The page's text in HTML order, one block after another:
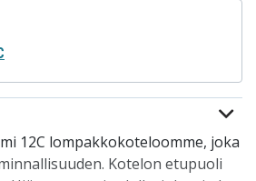
12C lompakkokoteloomme, joka
Kotelon etupuoli